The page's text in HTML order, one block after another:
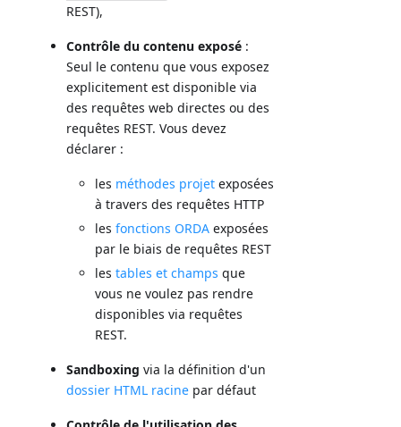
REST),
Contrôle du contenu exposé :
Seul le contenu que vous exposez
explicitement est disponible via
des requêtes web directes ou des
requêtes REST. Vous devez
déclarer :
les méthodes projet exposées
à travers des requêtes HTTP
lesfonctions ORDA exposées
par le biais de requêtes REST
lestables et champs que
vous ne voulez pas rendre
disponibles via requêtes
REST.
Sandboxing via la définition d'un
dossier HTML racine par défaut